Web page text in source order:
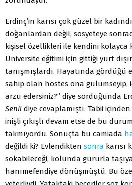
Erdinç’in karısı çok güzel bir
doğanlardan değil, sosyeteye
kişisel özellikleri ile kendini kolayca
Üniversite eğitimi için gittiği yurt
tanışmışlardı. Hayatında gördüğü
sahip olan hostes ona gülümse­yip,
arzu edersiniz?” diye sordu­ğunda
Seni! diye cevaplamıştı. Tabii
inişli çıkışlı devam etse de bu
takmıyordu. Sonuçta bu camiada
değildi ki? Evlen­dikten sonra karısı
sokabile­ceği, kolunda gururla
hanımefendiye dönüşmüştü. Bu